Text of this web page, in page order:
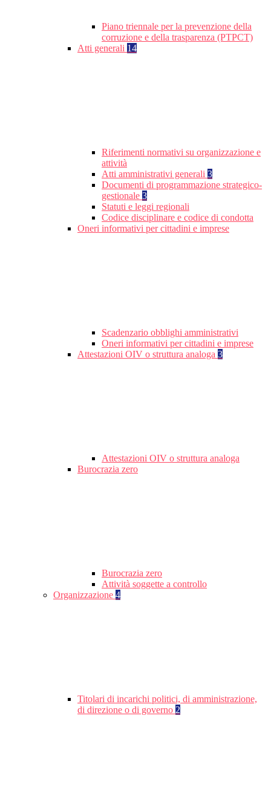
Piano triennale per la prevenzione della
corruzione e della trasparenza (PTPCT)
Atti generali 14
Riferimenti normativi su organizzazione e
attività
Atti amministrativi generali 3
Documenti di programmazione strategico-
gestionale 3
Statuti e leggi regionali
Codice disciplinare e codice di condotta
Oneri informativi per cittadini e imprese
Scadenzario obblighi amministrativi
Oneri informativi per cittadini e imprese
Attestazioni OIV o struttura analoga 3
Attestazioni OIV o struttura analoga
Burocrazia zero
Burocrazia zero
Attività soggette a controllo
Organizzazione 4
Titolari di incarichi politici, di amministrazione,
di direzione o di governo 2